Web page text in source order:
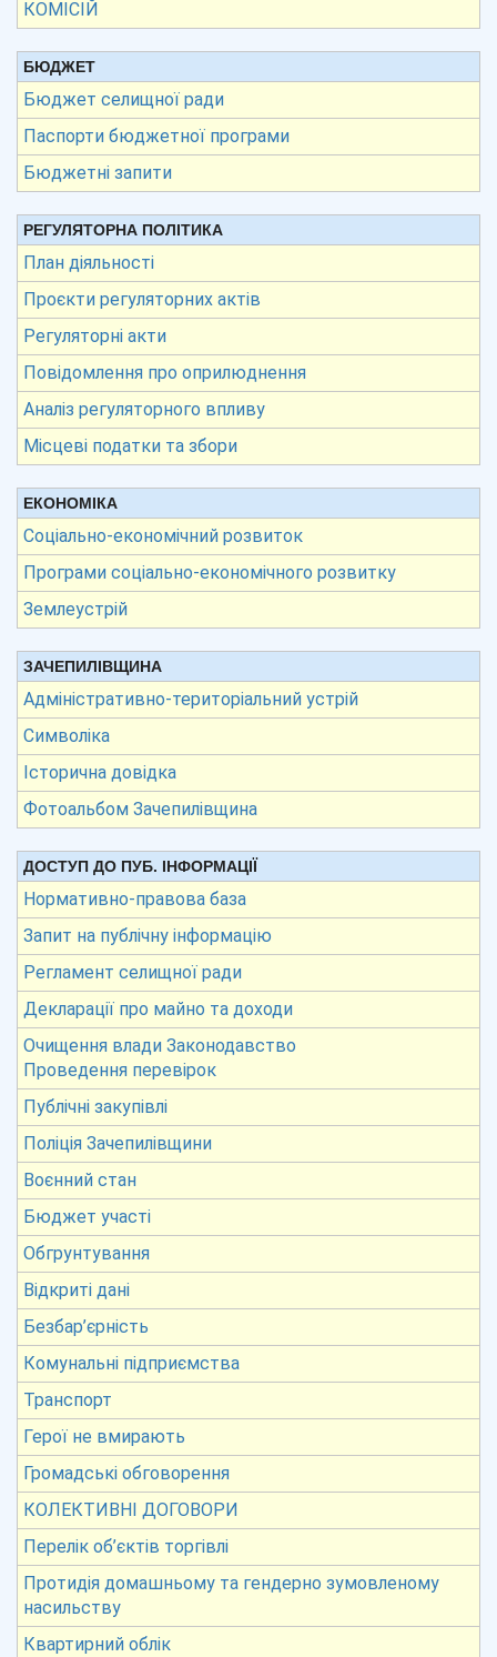
КОМІСІЙ
БЮДЖЕТ
Бюджет селищної ради
Паспорти бюджетної програми
Бюджетні запити
РЕГУЛЯТОРНА ПОЛІТИКА
План діяльності
Проєкти регуляторних актів
Регуляторні акти
Повідомлення про оприлюднення
Аналіз регуляторного впливу
Місцеві податки та збори
ЕКОНОМІКА
Соціально-економічний розвиток
Програми соціально-економічного розвитку
Землеустрій
ЗАЧЕПИЛІВЩИНА
Адміністративно-територіальний устрій
Символіка
Історична довідка
Фотоальбом Зачепилівщина
ДОСТУП ДО ПУБ. ІНФОРМАЦІЇ
Нормативно-правова база
Запит на публічну інформацію
Регламент селищної ради
Декларації про майно та доходи
Очищення влади Законодавство
Проведення перевірок
Публічні закупівлі
Поліція Зачепилівщини
Воєнний стан
Бюджет участі
Обгрунтування
Відкриті дані
Безбар’єрність
Комунальні підприємства
Транспорт
Герої не вмирають
Громадські обговорення
КОЛЕКТИВНІ ДОГОВОРИ
Перелік об’єктів торгівлі
Протидія домашньому та гендерно зумовленому
насильству
Квартирний облік